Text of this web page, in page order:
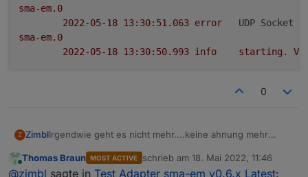
sma-em.0
error
UDP
sma-em.0
info starting.
0
Z ZimblIrgendwie geht es nicht mehr....keine ahnung mehr
entfernt...iobroker neu gestartet...und und und...
Aber immer ich den sma-em in der Version 0.6.5
installiere komme ich nicht weiter..
Online
Thomas Braun MOST ACTIVE schrieb am 18. Mai 2022, 11:46
zuletzt editiert von
@zimbl sagte in Test Adapter sma-em v0.6.x Latest: